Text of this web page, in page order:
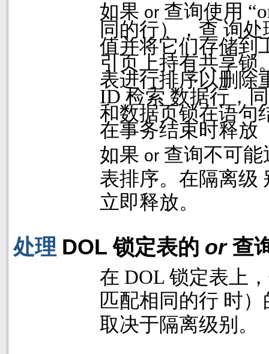
如果 or 查询使用 “
同的行），查 询
值并将它们存储到
引页上持有共享锁
表进行排序以删除
ID 检索 数据行，
和数据页锁在语句
在事务结束时释放
如果 or 查询不可
表排序。在隔离级
立即释放。
处理 DOL锁定表的 or 查
在 DOL 锁定表上
匹配相同的行 时
取决于隔离级别。